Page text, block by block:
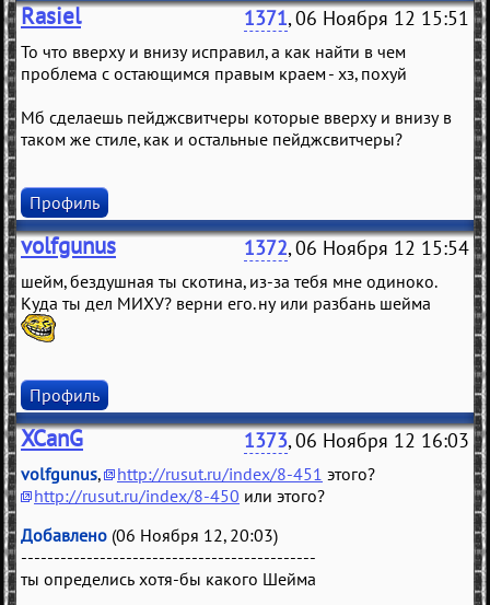
Rasiel 1371, 06 Ноября 12 15:51
То что вверху и внизу исправил, а как найти в чем
проблема с остающимся правым краем - хз, похуй
Мб сделаешь пейджсвитчеры которые вверху и внизу в
таком же стиле, как и остальные пейджсвитчеры?
Профиль
volfgunus 1372, 06 Ноября 12 15:54
шейм, бездушная ты скотина, из-за тебя мне одиноко.
Куда ты дел МИХУ? верни его. ну или разбань шейма
Профиль
XCanG 1373, 06 Ноября 12 16:03
volfgunus, http://rusut.ru/index/8-451 этого?
http://rusut.ru/index/8-450 или этого?
Добавлено (06 Ноября 12, 20:03)
---------------------------------------------
ты определись хотя-бы какого Шейма